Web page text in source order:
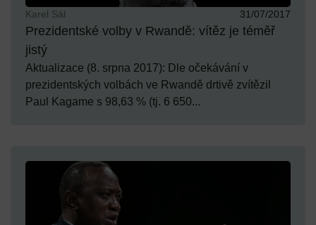
Karel Sál 31/07/2017
Prezidentské volby v Rwandě: vítěz je téměř
jistý
Aktualizace (8. srpna 2017): Dle očekávání v
prezidentských volbách ve Rwandě drtivě zvítězil
Paul Kagame s 98,63 % (tj. 6 650...